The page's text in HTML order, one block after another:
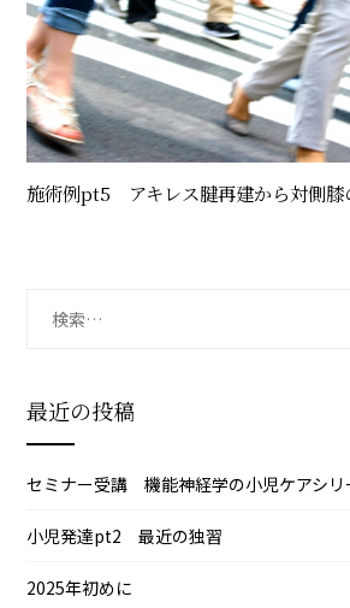
施術例pt5 アキレス腱再建から対側膝
最近の投稿
セミナー受講 機能神経学の小児ケアシ
小児発達pt2 最近の独習
2025年初めに